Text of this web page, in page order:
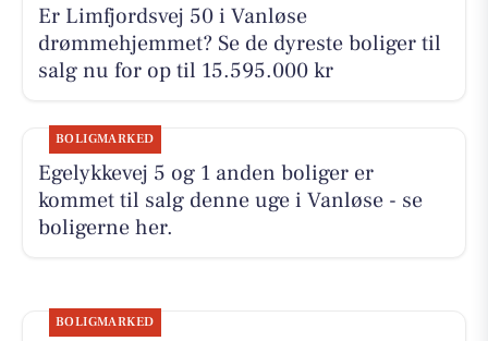
Er Limfjordsvej 50 i Vanløse
drømmehjemmet? Se de dyreste boliger til
salg nu for op til 15.595.000 kr
BOLIGMARKED
Egelykkevej 5 og 1 anden boliger er
kommet til salg denne uge i Vanløse - se
boligerne her.
BOLIGMARKED